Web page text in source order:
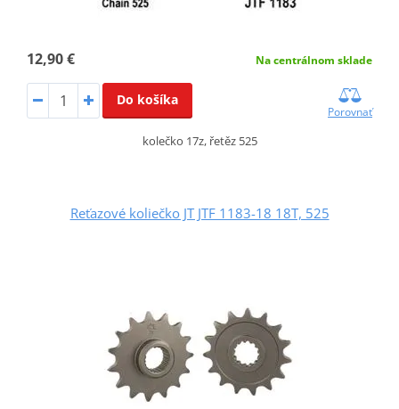
12,90 € Na centrálnom sklade
Do košíka
Porovnať
kolečko 17z, řetěz 525
Reťazové koliečko JT JTF 1183-18 18T, 525